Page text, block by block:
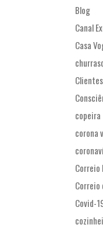
Blog
Canal
Casa
copeira
corona
Correio
Correio
Covid-